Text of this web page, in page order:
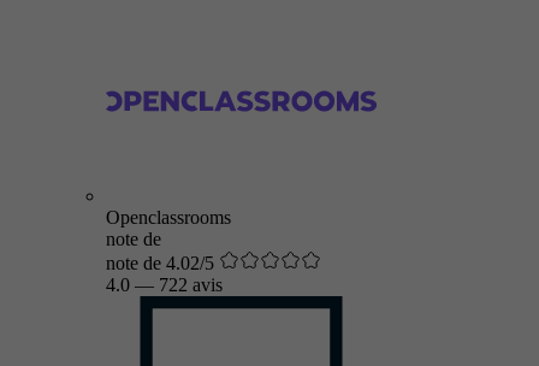
Openclassrooms
note de
note de 4.02/5
4.0 — 722 avis